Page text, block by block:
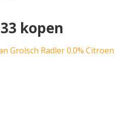
kopen
Grolsch Radler 0.0% Citroen